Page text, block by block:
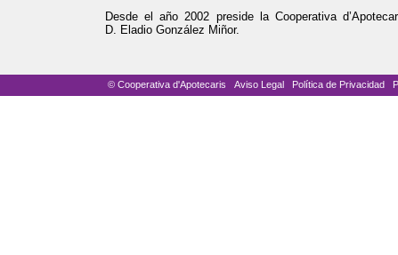
Desde el año 2002 preside la Cooperativa
D. Eladio González Miñor.
© Cooperativa d'Apotecaris Aviso Legal Política de Privacidad